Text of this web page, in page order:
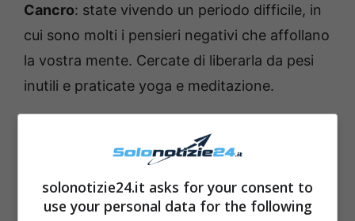
Cancro: state vivendo un periodo difficile, in
cui sono molti i pensieri negativi che affollano
la vostra mente. Cercate di liberarla da pesi
inutili e praticate yoga e meditazione.
solonotizie24.it asks for your consent to
use your personal data for the following